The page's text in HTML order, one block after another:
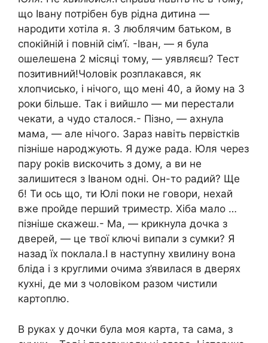
що Івану потрібен був рідна дитина —
народити хотіла я. З люблячим батьком, в
спокійній і повній сім’ї. -Іван, — я була
ошелешена 2 місяці тому, — уявляєш? Тест
позитивний!Чоловік розплакався, як
хлопчисько, і нічого, що мені 40, а йому на 3
роки більше. Так і вийшло — ми перестали
чекати, а чудо сталося.- Пізно, — ахнула
мама, — але нічого. Зараз навіть первістків
пізніше народжують. Я дуже рада. Юля через
пару років вискочить з дому, а ви не
залишитеся з Іваном одні. Он-то радий? Ще
б! Ти ось що, ти Юлі поки не говори, нехай
вже пройде перший триместр. Хіба мало …
пізніше скажеш.- Ма, — крикнула дочка з
дверей, — це твої ключі випали з сумки? Я
назад їх поклала.І в наступну хвилину вона
бліда і з круглими очима з’явилася в дверях
кухні, де ми з чоловіком разом чистили
картоплю.
В руках у дочки була моя карта, та сама, з